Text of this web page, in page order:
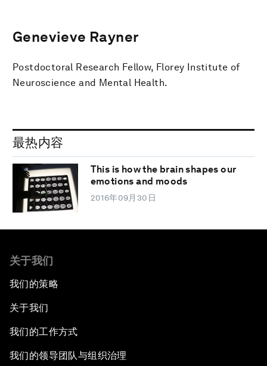
Genevieve Rayner
Postdoctoral Research Fellow, Florey Institute of
Neuroscience and Mental Health.
最热内容
This is how the brain shapes our
emotions and moods
2016年09月30日
关于我们
我们的策略
关于我们
我们的工作方式
我们的领导团队与组织治理